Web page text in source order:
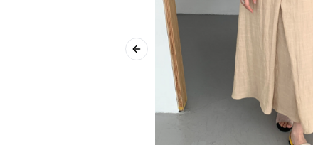
Previous slide